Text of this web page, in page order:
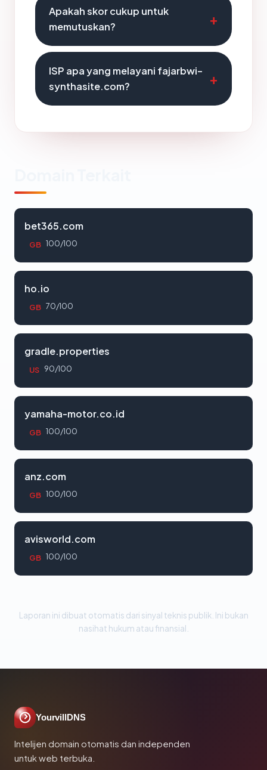
Apakah skor cukup untuk
memutuskan?
ISP apa yang melayani fajarbwi-
synthasite.com?
bet365.com
GB 100/100
ho.io
GB 70/100
gradle.properties
US 90/100
yamaha-motor.co.id
GB 100/100
anz.com
GB 100/100
avisworld.com
GB 100/100
Laporan ini dibuat otomatis dari sinyal teknis publik. Ini bukan
nasihat hukum atau finansial.
YourvillDNS
Intelijen domain otomatis dan independen
untuk web terbuka.